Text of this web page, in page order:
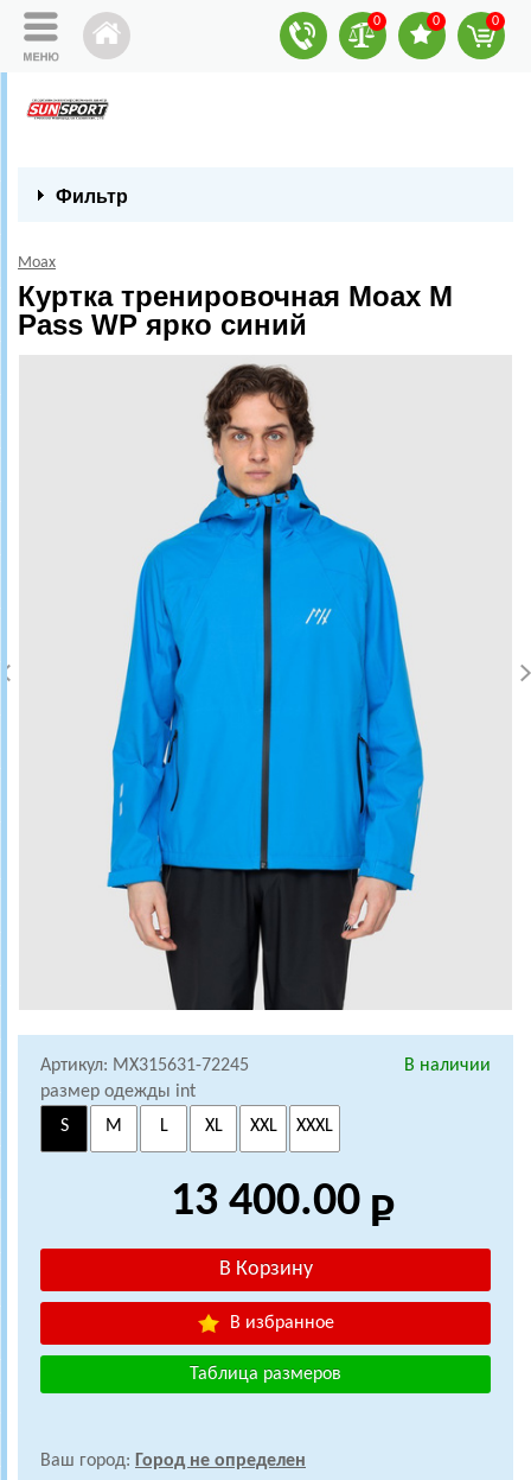
0 0 0
Фильтр
Moax
Куртка тренировочная Moax M
Pass WP ярко синий
Артикул: MX315631-72245
В наличии
размер одежды int
S
M L XL XXL XXXL
13 400.00
В избранное
Таблица размеров
Ваш город: Город не определен